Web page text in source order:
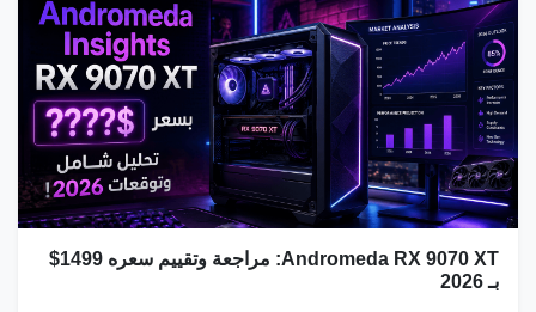
Andromeda RX 9070 XT: مراجعة وتقييم سعره 1499$
بـ 2026